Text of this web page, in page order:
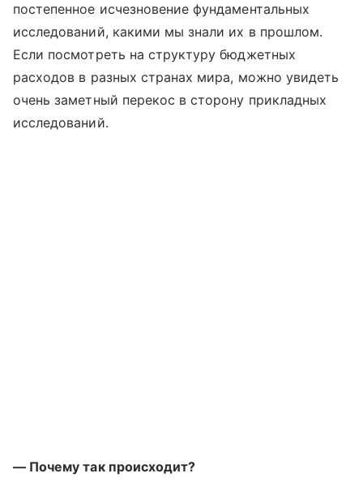
постепенное исчезновение фундаментальных
исследований, какими мы знали их в прошлом.
Если посмотреть на структуру бюджетных
расходов в разных странах мира, можно увидеть
очень заметный перекос в сторону прикладных
исследований.
— Почему так происходит?